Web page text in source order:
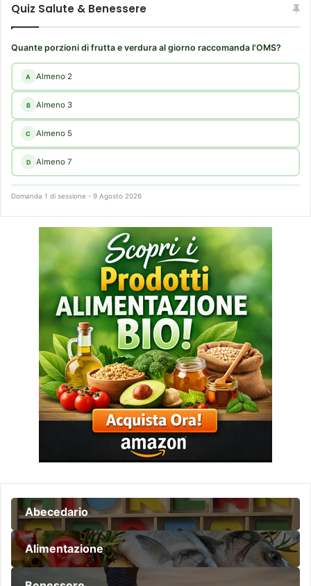
Quiz Salute & Benessere
Quante porzioni di frutta e verdura al giorno raccomanda l'OMS?
A Almeno 2
B Almeno 3
C Almeno 5
D Almeno 7
Domanda 1 di sessione - 9 Agosto 2026
Abecedario
Alimentazione